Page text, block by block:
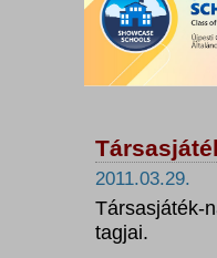
2011.03.29.
Társasjáték-
tagjai.